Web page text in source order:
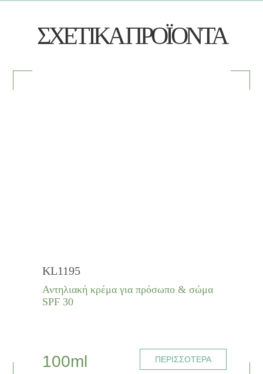
ΣΧΕΤΙΚΑ ΠΡΟΪΟΝΤΑ
KL1195
Αντηλιακή κρέμα για πρόσωπο & σώμα
SPF 30
100ml ΠΕΡΙΣΣΟΤΕΡΑ